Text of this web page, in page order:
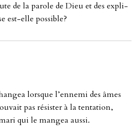
de la pa­ro­le de Dieu et des exp­li­
est-el­le pos­sib­le?
lors­que l’en­ne­mi des âmes
pas résis­ter à la ten­ta­ti­on,
qui le man­gea aus­si.